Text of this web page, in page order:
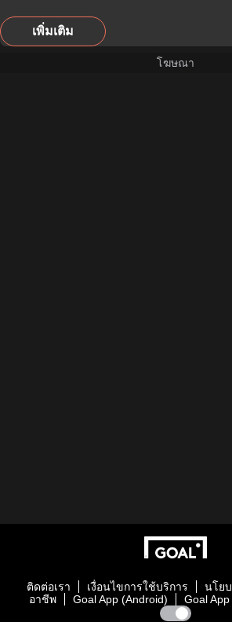
เพิ่มเติม
ติดต่อเรา เงื่อนไขการใช้บริการ
นโย
อาชีพ
Goal App (Android) Goal App